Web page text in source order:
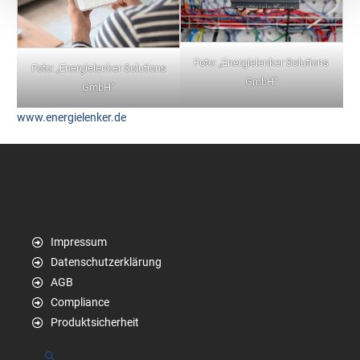
Foto: „Energielenker Solutions
GmbH“
Foto: „Energielenker Solutions
GmbH“
www.energielenker.de
Impressum
Datenschutzerklärung
AGB
Compliance
Produktsicherheit
Suchen